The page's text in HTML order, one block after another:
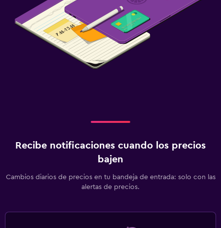
Lavandería
Servicio de planchado
Limpieza diaria
Cámaras CCTV en zonas comunes
Seguridad las 24 horas
Botiquín de primeros auxilios
Habitación
Recibe notificaciones cuando los precios
bajen
Cambios diarios de precios en tu bandeja de entrada: solo con las
alertas de precios.